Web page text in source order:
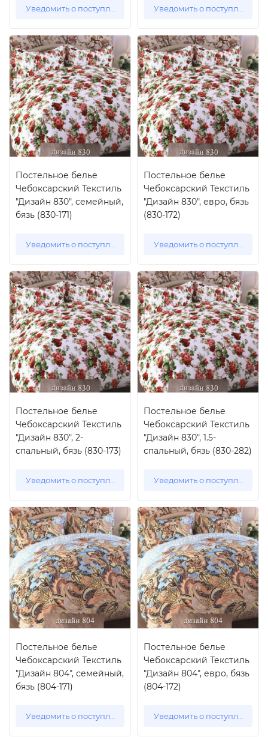
Уведомить о поступлении Уведомить о поступлении
Постельное белье
Чебоксарский Текстиль
"Дизайн 830", семейный,
бязь (830-171)
Уведомить о поступлении
Постельное белье
Чебоксарский Текстиль
"Дизайн 830", евро, бязь
(830-172)
Уведомить о поступлении
Постельное белье
Чебоксарский Текстиль
"Дизайн 830", 2-
спальный, бязь (830-173)
Уведомить о поступлении
Постельное белье
Чебоксарский Текстиль
"Дизайн 830", 1.5-
спальный, бязь (830-282)
Уведомить о поступлении
Постельное белье
Чебоксарский Текстиль
"Дизайн 804", семейный,
бязь (804-171)
Уведомить о поступлении
Постельное белье
Чебоксарский Текстиль
"Дизайн 804", евро, бязь
(804-172)
Уведомить о поступлении